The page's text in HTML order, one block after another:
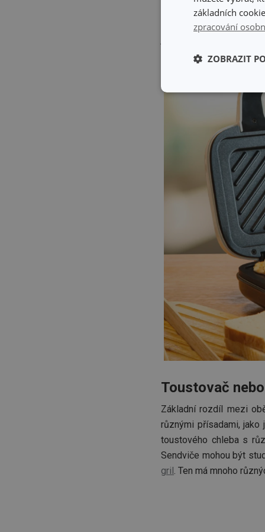
opečení sendviče.
tomu už nemusíte po
Toustovač
Základní rozdíl mezi
různými přísadami,
toustového chleba s
Sendviče mohou být
gril . Ten má mnoho
základních
zpracování
ZOBRAZIT
Základní
cookies
Základní
Nezbytně nutné
stránky nelze bez
Název
shopsys_abc
CookieScriptConsent
__cf_bm
cjConsent
__rtbh.lid